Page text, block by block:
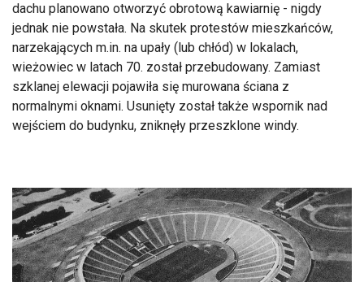
dachu planowano otworzyć obrotową kawiarnię - nigdy
jednak nie powstała. Na skutek protestów mieszkańców,
narzekających m.in. na upały (lub chłód) w lokalach,
wieżowiec w latach 70. został przebudowany. Zamiast
szklanej elewacji pojawiła się murowana ściana z
normalnymi oknami. Usunięty został także wspornik nad
wejściem do budynku, zniknęły przeszklone windy.